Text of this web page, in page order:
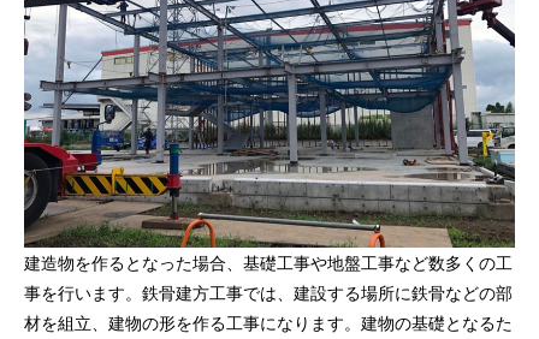
建造物を作るとなった場合、基礎工事や地盤工事など数多くの工
事を行います。鉄骨建方工事では、建設する場所に鉄骨などの部
材を組立、建物の形を作る工事になります。建物の基礎となるた